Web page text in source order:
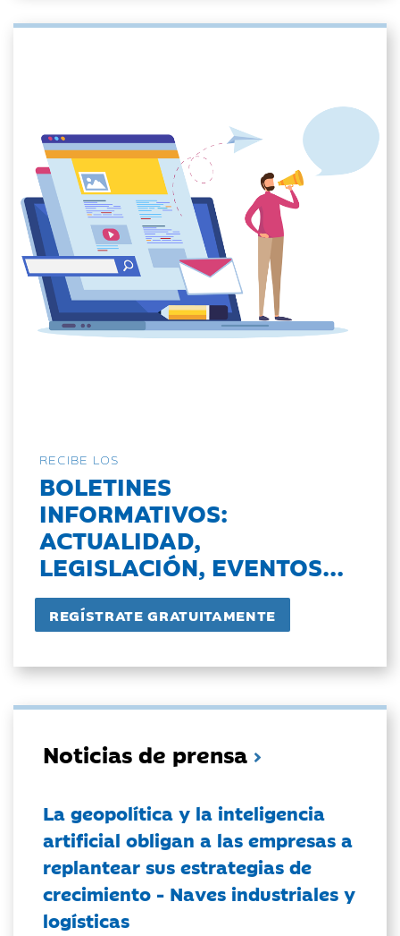
RECIBE LOS
BOLETINES
INFORMATIVOS:
ACTUALIDAD,
LEGISLACIÓN, EVENTOS...
Noticias de prensa
La geopolítica y la inteligencia
artificial obligan a las empresas a
replantear sus estrategias de
crecimiento - Naves industriales y
logísticas